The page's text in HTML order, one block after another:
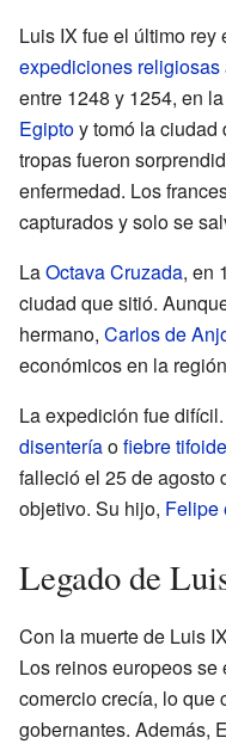
Luis IX fue el último
expediciones religiosas
entre 1248 y 1254, en la
Egiptoy tomó la ciudad
tropas fueron
enfermedad. Los
capturados y solo se
LaOctava Cruzada, en
ciudad que sitió.
hermano, Carlos de
económicos en la
La expedición fue
disenteríaofiebre
falleció el 25 de agosto
objetivo. Su hijo, Felipe
Legado de
Con la muerte de Luis
Los reinos europeos
comercio crecía, lo que
gobernantes. Además,